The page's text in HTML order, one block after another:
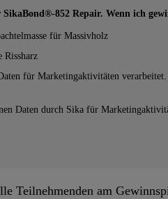
Teilnehmenden am